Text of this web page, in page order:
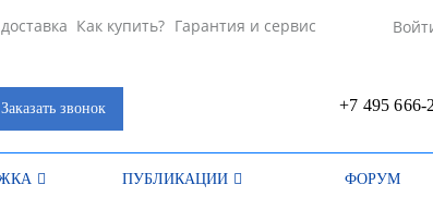
Как купить? Гарантия и сервис
Заказать звонок +7 495 666-
ПУБЛИКАЦИИ ФОРУМ